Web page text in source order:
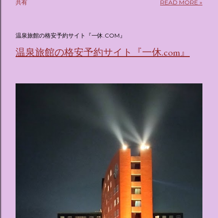
(@oricon) July 14, 2026 ホテルフローリア トーキョー
はなく、2026年7月15日から東京・新宿でスタートする サン
リオキャラクターズの体験型・没入型展示イベント の名称で
陸となります。 まるで本当にラグジュアリーホテルにチェッ
介します。 🔑 1. コンセプトは「サンリオキャラが考える夢
のホテル」 デジタルメディア技術で世界的に知られるクリエ
イティブプロダクション「d'strict」が手掛けており、五感を
刺激する美しいデジタルアートとストーリー性の高い全11の
テーマブースで構成されています。 チェックインからスター
ト ：ピンクを基調とした華やかなエントランスロビーでルー
ムキーを受け取り、まるでホテルに滞在するかのような没入
感を味わいながら進んでいきます。ロビーではお花をまとっ
たポムポムプリンが出迎えてくれます。 幻想的な共有スペー
共有 READ MORE »
温泉旅館の格安予約サイト『一休.COM』
温泉旅館の格安予約サイト『一休.com』